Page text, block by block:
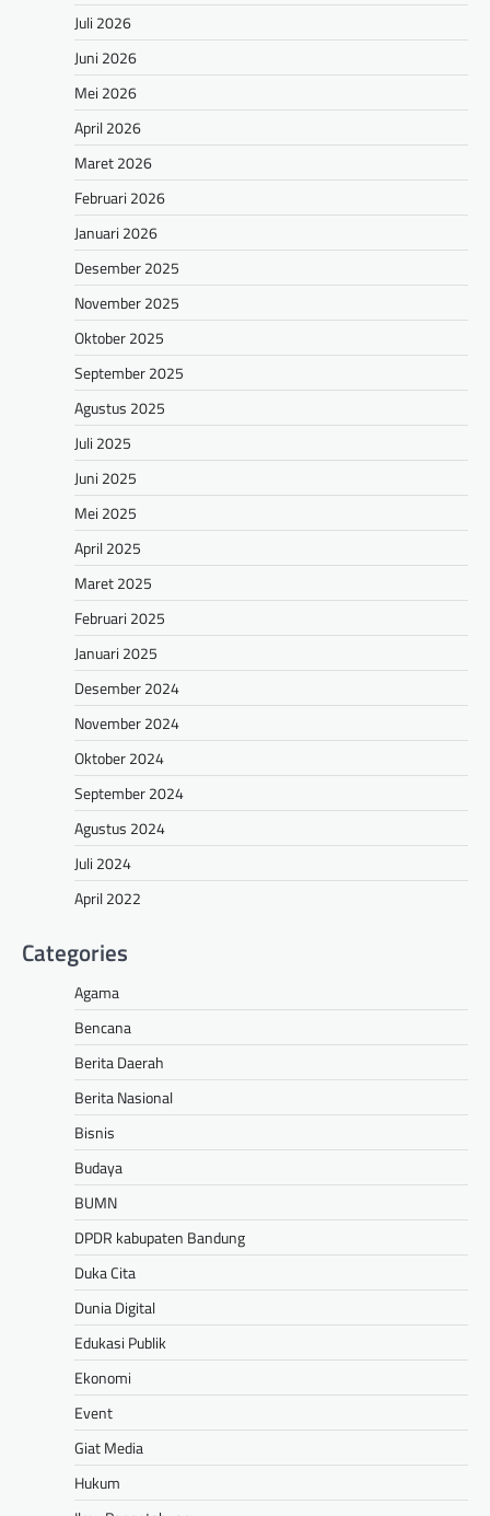
Juli 2026
Juni 2026
Mei 2026
April 2026
Maret 2026
Februari 2026
Januari 2026
Desember 2025
November 2025
Oktober 2025
September 2025
Agustus 2025
Juli 2025
Juni 2025
Mei 2025
April 2025
Maret 2025
Februari 2025
Januari 2025
Desember 2024
November 2024
Oktober 2024
September 2024
Agustus 2024
Juli 2024
April 2022
Categories
Agama
Bencana
Berita Daerah
Berita Nasional
Bisnis
Budaya
BUMN
DPDR kabupaten Bandung
Duka Cita
Dunia Digital
Edukasi Publik
Ekonomi
Event
Giat Media
Hukum